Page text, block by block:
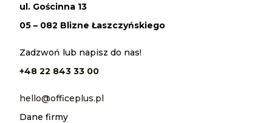
ul. Gościnna 13
05 – 082 Blizne Łaszczyńskiego
Zadzwoń lub napisz do nas!
+48 22 843 33 00
hello@officeplus.pl
Dane firmy